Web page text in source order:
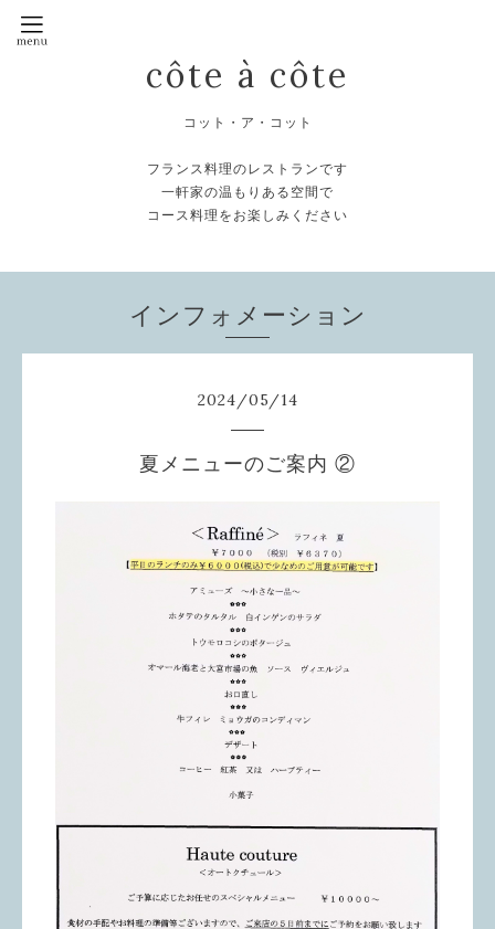
côte à côte
コット・ア・コット
フランス料理のレストランです
一軒家の温もりある空間で
コース料理をお楽しみください
インフォメーション
2024/05/14
夏メニューのご案内 ②